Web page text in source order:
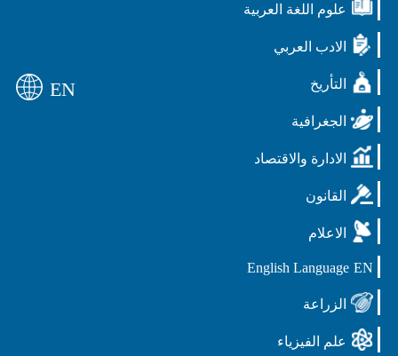
علوم اللغة العربية
الادب العربي
التأريخ
الجغرافية
الادارة والاقتصاد
القانون
الاعلام
EN
English Language
الزراعة
علم الفيزياء
EN